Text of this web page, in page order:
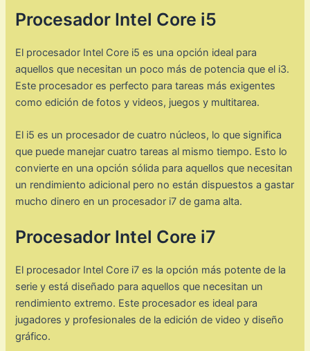
Procesador Intel Core i5
El procesador Intel Core i5 es una opción ideal para
aquellos que necesitan un poco más de potencia que el i3.
Este procesador es perfecto para tareas más exigentes
como edición de fotos y videos, juegos y multitarea.
El i5 es un procesador de cuatro núcleos, lo que significa
que puede manejar cuatro tareas al mismo tiempo. Esto lo
convierte en una opción sólida para aquellos que necesitan
un rendimiento adicional pero no están dispuestos a gastar
mucho dinero en un procesador i7 de gama alta.
Procesador Intel Core i7
El procesador Intel Core i7 es la opción más potente de la
serie y está diseñado para aquellos que necesitan un
rendimiento extremo. Este procesador es ideal para
jugadores y profesionales de la edición de video y diseño
gráfico.